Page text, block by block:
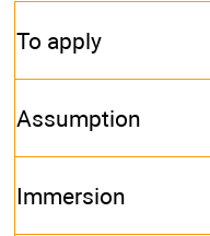
То apply
Assumption
Immersion